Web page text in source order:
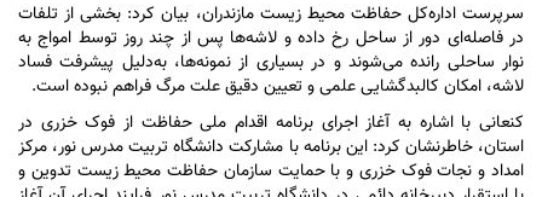
سرپرست اداره‌کل حفاظت محیط زیست مازندران، بیان کرد: بخشی از تلفات
در فاصله‌ای دور از ساحل رخ داده و لاشه‌ها پس از چند روز توسط امواج به
نوار ساحلی رانده می‌شوند و در بسیاری از نمونه‌ها، به‌دلیل پیشرفت فساد
لاشه، امکان کالبدگشایی علمی و تعیین دقیق علت مرگ فراهم نبوده است.
کنعانی با اشاره به آغاز اجرای برنامه اقدام ملی حفاظت از فوک خزری در
استان، خاطرنشان کرد: این برنامه با مشارکت دانشگاه تربیت مدرس نور، مرکز
امداد و نجات فوک خزری و با حمایت سازمان حفاظت محیط زیست تدوین و